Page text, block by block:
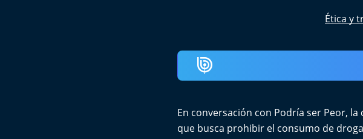
Ética y
En conversación con Podría ser Peor,
que busca prohibir el consumo de